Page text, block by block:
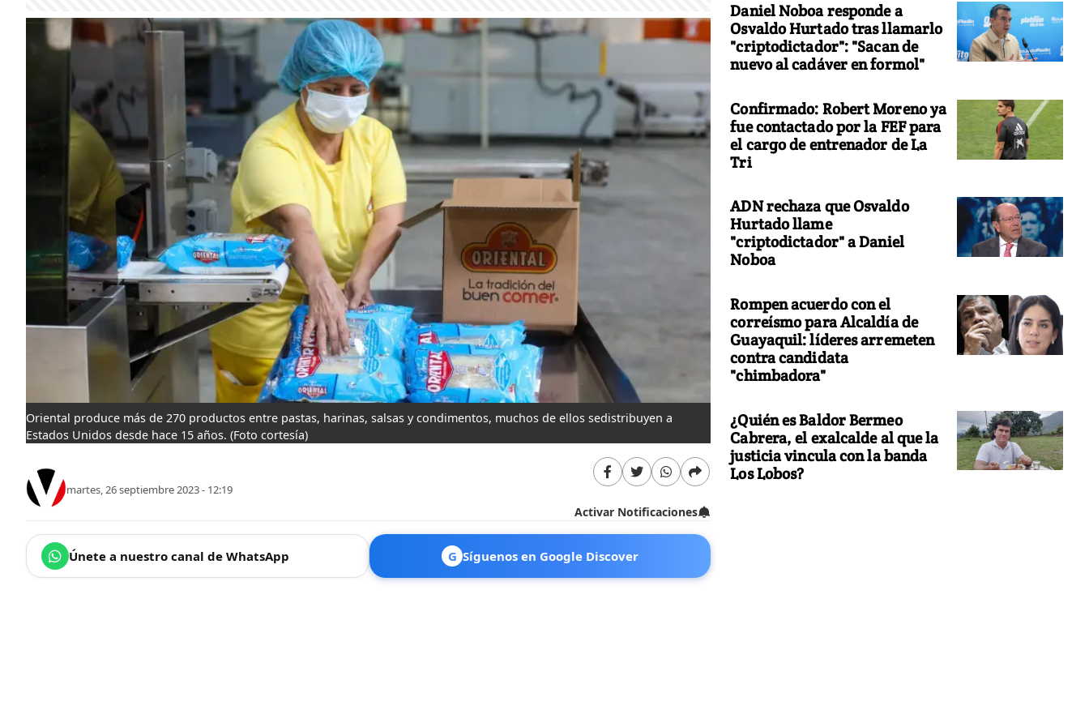
Oriental produce más de 270 productos entre pastas, harinas, salsas y condimentos, muchos de ellos sedistribuyen a
Estados Unidos desde hace 15 años. (Foto cortesía)
martes, 26 septiembre 2023 - 12:19
Activar Notificaciones
Únete a nuestro canal de WhatsApp G Síguenos en Google Discover
Daniel Noboa responde a
Osvaldo Hurtado tras llamarlo
"criptodictador": "Sacan de
nuevo al cadáver en formol"
Confirmado: Robert Moreno ya
fue contactado por la FEF para
el cargo de entrenador de La
Tri
ADN rechaza que Osvaldo
Hurtado llame
"criptodictador" a Daniel
Noboa
Rompen acuerdo con el
correísmo para Alcaldía de
Guayaquil: líderes arremeten
contra candidata
"chimbadora"
¿Quién es Baldor Bermeo
Cabrera, el exalcalde al que la
justicia vincula con la banda
Los Lobos?